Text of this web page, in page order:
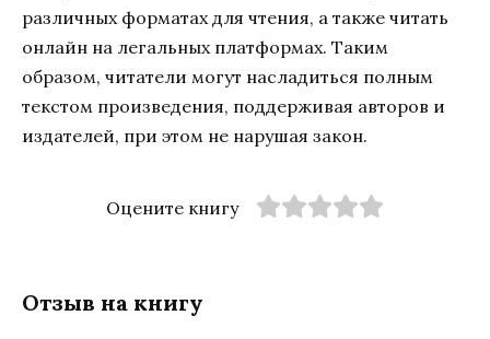
различных форматах для чтения, а также читать
онлайн на легальных платформах. Таким
образом, читатели могут насладиться полным
текстом произведения, поддерживая авторов и
издателей, при этом не нарушая закон.
Оцените книгу
Отзыв на книгу